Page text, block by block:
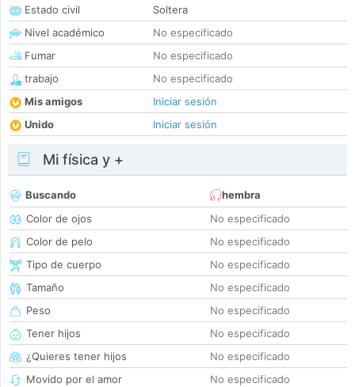
Estado civil
Soltera
Nivel académico
No especificado
Fumar
No especificado
trabajo
No especificado
Mis amigos
Iniciar sesión
Unido
Iniciar sesión
Mi física y +
Buscando
hembra
Color de ojos
No especificado
Color de pelo
No especificado
Tipo de cuerpo
No especificado
Tamaño
No especificado
Peso
No especificado
Tener hijos
No especificado
¿Quieres tener hijos
No especificado
Movido por el amor
No especificado